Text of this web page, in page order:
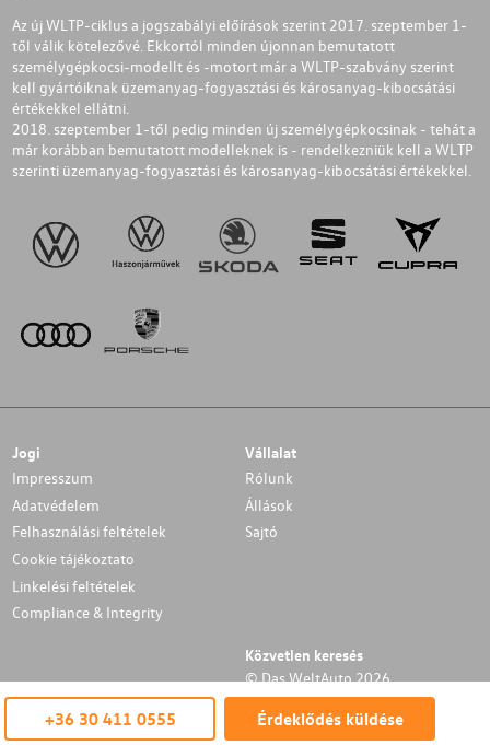
+36 30 411 0555 Érdeklődés küldése
Az új WLTP-ciklus a jogszabályi előírások szerint 2017. szeptember 1-
től válik kötelezővé. Ekkortól minden újonnan bemutatott
személygépkocsi-modellt és -motort már a WLTP-szabvány szerint
kell gyártóiknak üzemanyag-fogyasztási és károsanyag-kibocsátási
értékekkel ellátni.
2018. szeptember 1-től pedig minden új személygépkocsinak - tehát a
már korábban bemutatott modelleknek is - rendelkezniük kell a WLTP
szerinti üzemanyag-fogyasztási és károsanyag-kibocsátási értékekkel.
Jogi
Impresszum
Adatvédelem
Felhasználási feltételek
Cookie tájékoztato
Linkelési feltételek
Compliance & Integrity
Vállalat
Rólunk
Állások
Sajtó
Közvetlen keresés
© Das WeltAuto 2026